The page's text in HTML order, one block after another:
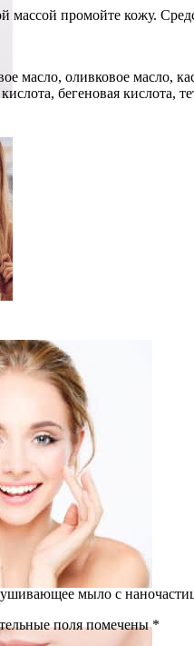
промойте кожу.
масло, оливковое масло,
бегеновая кислота,
мыло с
поля помечены*